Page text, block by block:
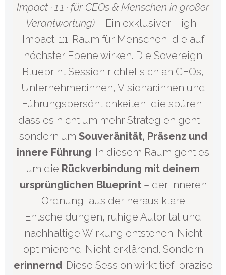
Impact · 1:1 · für CEOs & Menschen in großer
Verantwortung) – Ein exklusiver High-
Impact-1:1-Raum für Menschen, die auf
höchster Ebene wirken. Die Sovereign
Blueprint Session richtet sich an CEOs,
Unternehmer:innen, Visionär:innen und
Führungspersönlichkeiten, die spüren,
dass es nicht um mehr Strategien geht –
sondern um Souveränität, Präsenz und
innere Führung. In diesem Raum geht es
um die Rückverbindung mit deinem
ursprünglichen Blueprint– der inneren
Ordnung, aus der heraus klare
Entscheidungen, ruhige Autorität und
nachhaltige Wirkung entstehen. Nicht
optimierend. Nicht erklärend. Sondern
erinnernd. Diese Session wirkt tief, präzise